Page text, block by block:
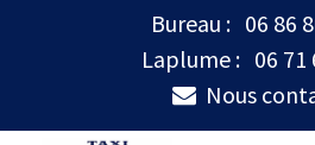
Bureau : 06 86
Laplume : 06 71
Nous